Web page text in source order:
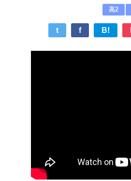
高2
t f B!